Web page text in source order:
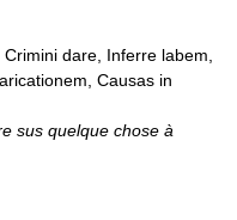
Crimini dare, Inferre labem,
Causas in
sus quelque chose à